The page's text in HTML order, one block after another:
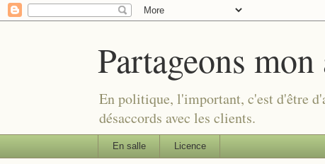
Partageons mon
En politique, l'important, c'est d'être
désaccords avec les clients.
En salle Licence